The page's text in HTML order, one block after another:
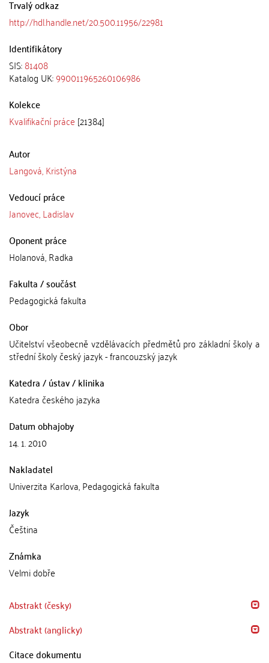
Trvalý odkaz
http://hdl.handle.net/20.500.11956/22981
Identifikátory
SIS:81408
Katalog UK:990011965260106986
Kolekce
Kvalifikační práce [21384]
Autor
Langová, Kristýna
Vedoucí práce
Janovec, Ladislav
Oponent práce
Holanová, Radka
Fakulta / součást
Pedagogická fakulta
Obor
Učitelství všeobecně vzdělávacích předmětů pro základní školy a
střední školy český jazyk - francouzský jazyk
Katedra / ústav / klinika
Katedra českého jazyka
Datum obhajoby
14. 1. 2010
Nakladatel
Univerzita Karlova, Pedagogická fakulta
Jazyk
Čeština
Známka
Velmi dobře
Abstrakt (česky)
Abstrakt (anglicky)
Citace dokumentu